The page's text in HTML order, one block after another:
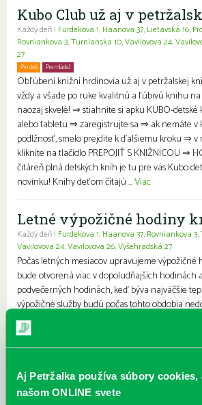
Aj Petržalka používa súbory
našom ONLINE svete
Kubo Club už aj v
Každý deň | Furdekova 1, Haanova 37, Lietavská 16,
Rovniankova 3,Turnianska 10,Vavilovova 24,
27
Pre deti Pre mládež
Obľúbení knižní hrdinovia už aj v petržalskej
vždy a všade po ruke kvalitnú a ľúbivú knihu
naozaj skvelé! ⇒ stiahnite si apku KUBO-
alebo tabletu ⇒ zaregistrujte sa ⇒ ak nemáte v
podlžnosť, smelo prejdite k ďalšiemu kroku ⇒ v
kliknite na tlačidlo PREPOJIŤ S KNIŽNICOU ⇒
čitáreň plná detských kníh je tu pre vás Kubo
novinku! Knihy deťom čítajú ...Viac
Letné výpožičné hodiny
Každý deň | Furdekova 1, Haanova 37, Rovniankova 3,
Vavilovova 24,Vavilovova 26,Vyšehradská 27
Počas letných mesiacov upravujeme výpožičné
bude otvorená viac v dopoludňajších hodinách
podvečerných hodinách, keď býva najväčšie
výpožičné služby budú počas tohto obdobia
Pripomíname, že knihy si môžete pohodlne
boxe pri petržalskej plavárni – k dispozícii je
denne, 7 dní v týždni. Ďakujeme za pochopenie
Prečítané leto v